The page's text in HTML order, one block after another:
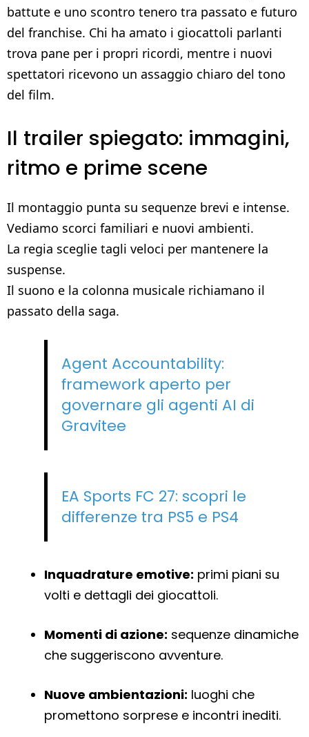
battute e uno scontro tenero tra passato e futuro
del franchise. Chi ha amato i giocattoli parlanti
trova pane per i propri ricordi, mentre i nuovi
spettatori ricevono un assaggio chiaro del tono
del film.
Il trailer spiegato: immagini,
ritmo e prime scene
Il montaggio punta su sequenze brevi e intense.
Vediamo scorci familiari e nuovi ambienti.
La regia sceglie tagli veloci per mantenere la
suspense.
Il suono e la colonna musicale richiamano il
passato della saga.
Agent Accountability:
framework aperto per
governare gli agenti AI di
Gravitee
EA Sports FC 27: scopri le
differenze tra PS5 e PS4
Inquadrature emotive: primi piani su
volti e dettagli dei giocattoli.
Momenti di azione: sequenze dinamiche
che suggeriscono avventure.
Nuove ambientazioni: luoghi che
promettono sorprese e incontri inediti.